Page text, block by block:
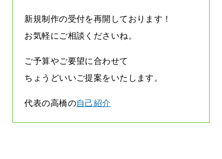
新規制作の受付を再開しております！
お気軽にご相談くださいね。
ご予算やご要望に合わせて
ちょうどいいご提案をいたします。
代表の高橋の自己紹介